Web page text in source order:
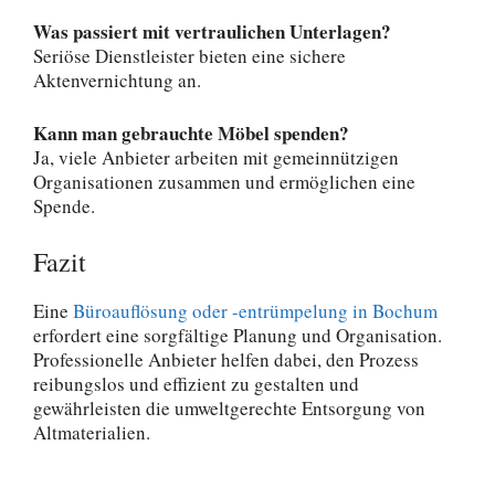
Was passiert mit vertraulichen Unterlagen?
Seriöse Dienstleister bieten eine sichere
Aktenvernichtung an.
Kann man gebrauchte Möbel spenden?
Ja, viele Anbieter arbeiten mit gemeinnützigen
Organisationen zusammen und ermöglichen eine
Spende.
Fazit
Eine Büroauflösung oder -entrümpelung in Bochum
erfordert eine sorgfältige Planung und Organisation.
Professionelle Anbieter helfen dabei, den Prozess
reibungslos und effizient zu gestalten und
gewährleisten die umweltgerechte Entsorgung von
Altmaterialien.